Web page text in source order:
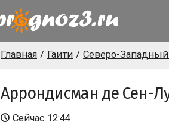
Главная Гаити Северо-
Аррондисман де Сен-
Сейчас 12:44